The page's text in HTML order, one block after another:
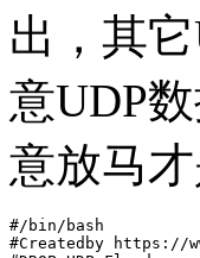
出，其
意UDP
意放马才
#/bin/bash
#Createdby https://